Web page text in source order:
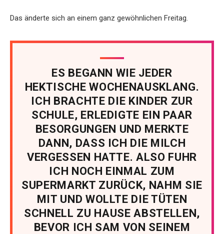
Das änderte sich an einem ganz gewöhnlichen Freitag.
ES BEGANN WIE JEDER
HEKTISCHE WOCHENAUSKLANG.
ICH BRACHTE DIE KINDER ZUR
SCHULE, ERLEDIGTE EIN PAAR
BESORGUNGEN UND MERKTE
DANN, DASS ICH DIE MILCH
VERGESSEN HATTE. ALSO FUHR
ICH NOCH EINMAL ZUM
SUPERMARKT ZURÜCK, NAHM SIE
MIT UND WOLLTE DIE TÜTEN
SCHNELL ZU HAUSE ABSTELLEN,
BEVOR ICH SAM VON SEINEM